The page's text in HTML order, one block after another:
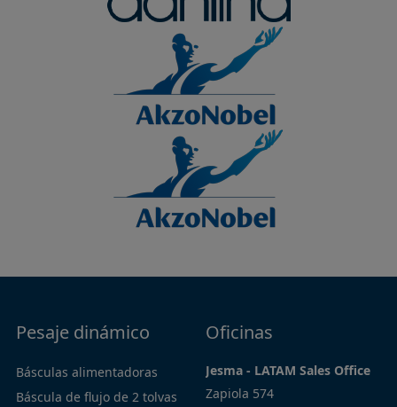
Oficinas
Jesma - LATAM Sales Office
Zapiola 574
Pesaje dinámico
Básculas alimentadoras
Báscula de flujo de 2 tolvas